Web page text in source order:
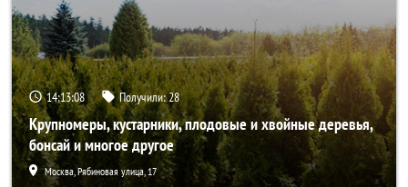
14:13:07 Получили:28
Крупномеры, кустарники, плодовые и хвойные деревья,
бонсай и многое другое
Москва, Рябиновая улица, 17